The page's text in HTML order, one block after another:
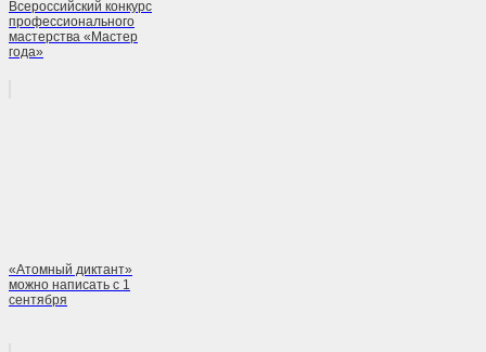
Всероссийский конкурс
профессионального
мастерства «Мастер
года»
«Атомный диктант»
можно написать с 1
сентября